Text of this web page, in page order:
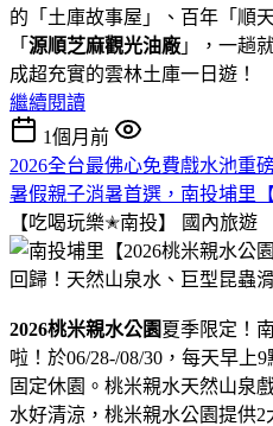
的「土庫故事屋」、百年「順
「 源順芝麻觀光油廠 」，一趟
成超充實的雲林土庫一日遊！
繼續閱讀
1個月前
2026全台最佛心免費戲水池重
暑假親子消暑首選，南投埔里
【吃喝玩樂✭南投】
國內旅遊
2026桃米親水公園夏季限定！
啦！於06/28-/08/30，每天早上
固定休園。桃米親水天然山泉
水好清涼，桃米親水公園提供